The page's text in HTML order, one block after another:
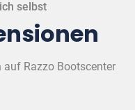
selbst
auf Razzo Bootscenter